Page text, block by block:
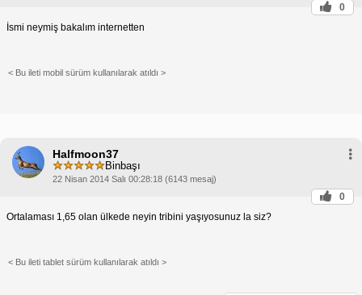
0
İsmi neymiş bakalım internetten
< Bu ileti mobil sürüm kullanılarak atıldı >
Halfmoon37
Binbaşı
22 Nisan 2014 Salı 00:28:18 (6143 mesaj)
0
Ortalaması 1,65 olan ülkede neyin tribini yaşıyosunuz la siz?
< Bu ileti tablet sürüm kullanılarak atıldı >